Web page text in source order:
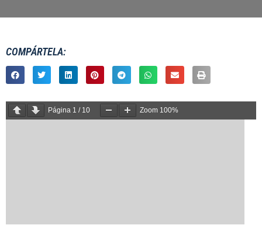
COMPÁRTELA:
Página 1 / 10 Zoom 100%